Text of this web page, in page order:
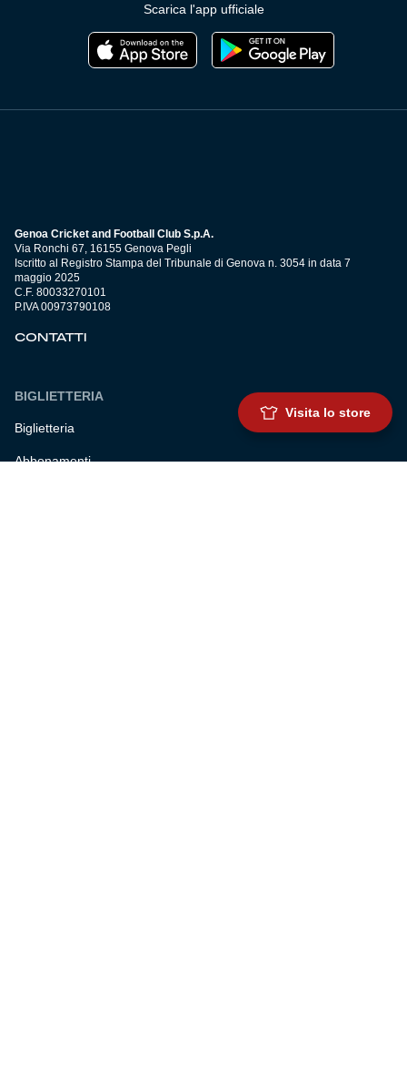
Scarica l'app ufficiale
Genoa Cricket and Football Club S.p.A.
Via Ronchi 67, 16155 Genova Pegli
Iscritto al Registro Stampa del Tribunale di Genova n. 3054 in data 7
maggio 2025
C.F. 80033270101
P.IVA 00973790108
CONTATTI
BIGLIETTERIA
Biglietteria
Abbonamenti
Visita lo store